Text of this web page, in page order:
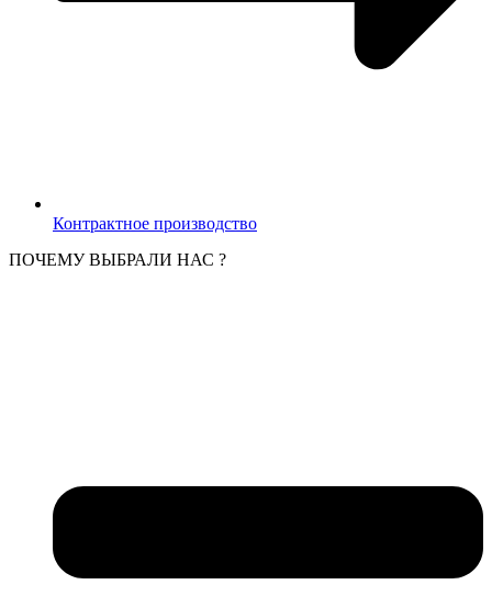
Контрактное производство
ПОЧЕМУ ВЫБРАЛИ НАС ?